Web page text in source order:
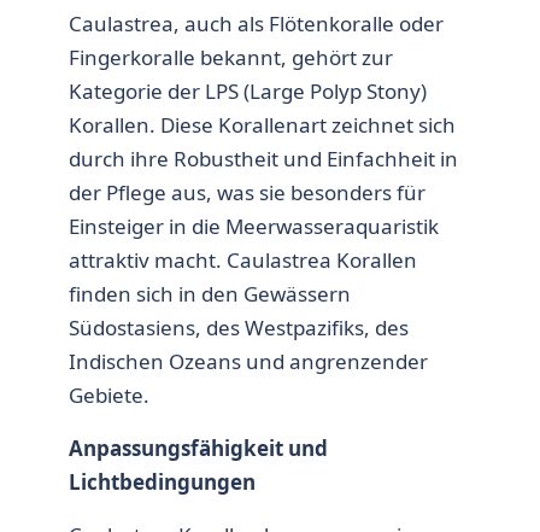
Caulastrea, auch als Flötenkoralle oder
Fingerkoralle bekannt, gehört zur
Kategorie der LPS (Large Polyp Stony)
Korallen. Diese Korallenart zeichnet sich
durch ihre Robustheit und Einfachheit in
der Pflege aus, was sie besonders für
Einsteiger in die Meerwasseraquaristik
attraktiv macht. Caulastrea Korallen
finden sich in den Gewässern
Südostasiens, des Westpazifiks, des
Indischen Ozeans und angrenzender
Gebiete.
Anpassungsfähigkeit und
Lichtbedingungen